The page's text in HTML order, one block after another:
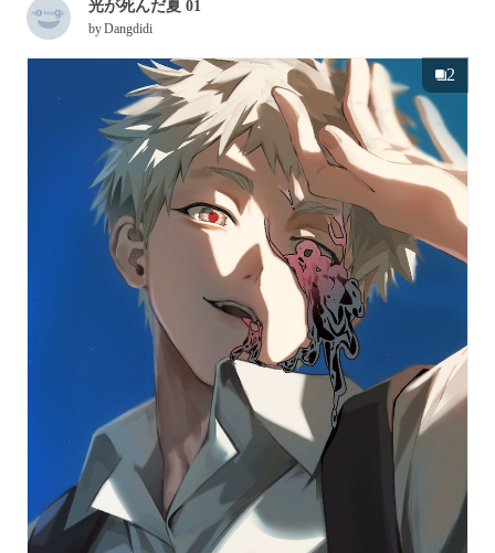
光が死んだ夏 01
byDangdidi
2